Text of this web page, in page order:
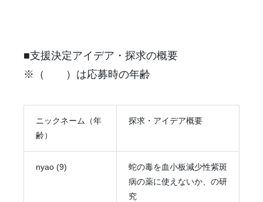
■支援決定アイデア・探求の概要
※（ ）は応募時の年齢
ニックネーム（年
齢）
探求・アイデア概要
nyao (9)
蛇の毒を血小板減少性紫斑
病の薬に使えないか、の研
究